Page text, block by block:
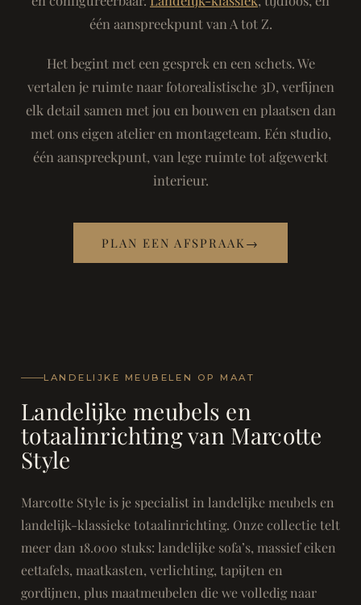
één aanspreekpunt van A tot Z.
Het begint met een gesprek en een schets. We
vertalen je ruimte naar fotorealistische 3D, verfijnen
elk detail samen met jou en bouwen en plaatsen dan
met ons eigen atelier en montageteam. Eén studio,
één aanspreekpunt, van lege ruimte tot afgewerkt
interieur.
PLAN EEN AFSPRAAK →
LANDELIJKE MEUBELEN OP MAAT
Landelijke meubels en
totaalinrichting van Marcotte
Style
Marcotte Style is je specialist in landelijke meubels en
landelijk-klassieke totaalinrichting. Onze collectie telt
meer dan 18.000 stuks: landelijke sofa’s, massief eiken
eettafels, maatkasten, verlichting, tapijten en
gordijnen, plus maatmeubelen die we volledig naar